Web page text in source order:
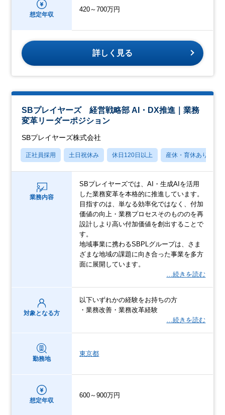
想定年収
420～700万円
詳しく見る
SBプレイヤーズ 経営戦略部 AI・DX推進｜業務
変革リーダーポジション
SBプレイヤーズ株式会社
正社員採用 土日祝休み 休日120日以上 産休・育休あり
業務内容
SBプレイヤーズでは、AI・生成AIを活用
した業務変革を本格的に推進しています。
目指すのは、単なる効率化ではなく、付加
価値の向上・業務プロセスそのもののを再
設計しより高い付加価値を創出することで
す。
地域事業に携わるSBPLグループは、さま
ざまな地域の課題に向き合った事業を多方
面に展開しています。
…続きを読む
対象となる方
以下いずれかの経験をお持ちの方
・業務改善・業務改革経験
…続きを読む
勤務地
東京都
想定年収
600～900万円